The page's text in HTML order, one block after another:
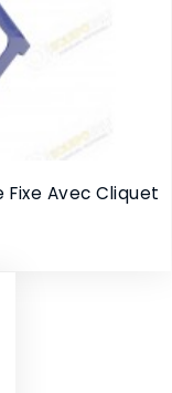
Fixe Avec Cliquet